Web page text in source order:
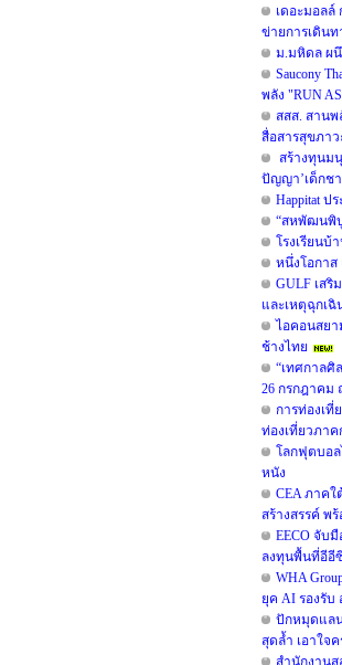
เดอะมอลล์
ข่ายการเดิน
ม.มหิดล ผนึ
Saucony
พลัง "RUN
สสส. สานพ
สื่อสารสุขภาว
สร้างทุนม
ปัญญา’เด็กช
Happitat
“สหพัฒนพิ
โรงเรียนบ้
หนึ่งโอกาส
GULF เสริ
และเหตุฉุกเฉิ
ไอคอนสยา
ช้างไทย
“เทศกาลศิ
26 กรกฎาคม
การท่องเที่
ท่องเที่ยวภาค
โลกฟุตบอล
หนัง
CEA ภาคใ
สร้างสรรค์ พ
EECO จับ
ลงทุนพื้นที่อีอี
WHA
ยุค AI รองรับ
ปักหมุดแลน
สุดล้ำ เอาใจ
สำนักงานส